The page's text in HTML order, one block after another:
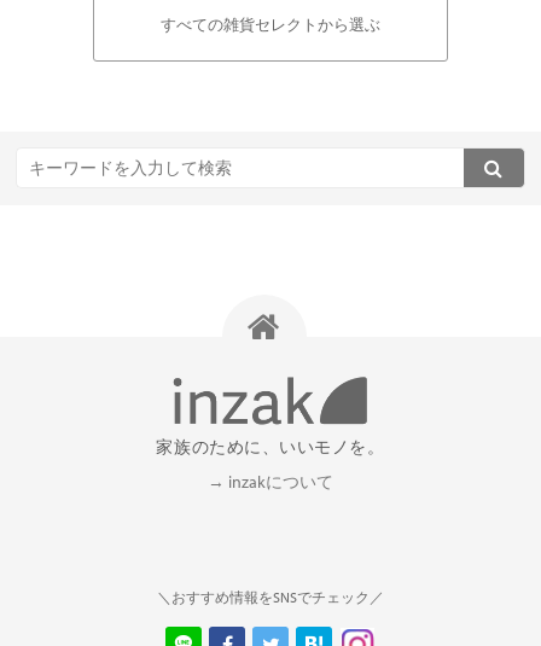
すべての雑貨セレクトから選ぶ
家族のために、いいモノを。
→ inzakについて
＼おすすめ情報をSNSでチェック／